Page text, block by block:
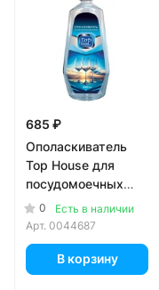
685 ₽
Ополаскиватель
Top House для
посудомоечных
машин 1 л
0
Есть в наличии
Арт. 0044687
В корзину